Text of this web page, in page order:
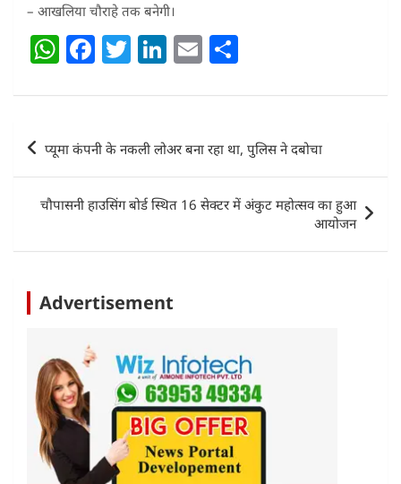
– आखलिया चौराहे तक बनेगी।
W
at
s
A
p
p
F
c
e
b
o
o
k
T
itt
er
Li
k
e
dI
n
E
ai
l
ar
e
Post
navigation
प्यूमा कंपनी के नकली लोअर बना रहा था, पुलिस ने दबोचा
चौपासनी हाउसिंग बोर्ड स्थित 16 सेक्टर में अंकुट महोत्सव का हुआ
आयोजन
Advertisement